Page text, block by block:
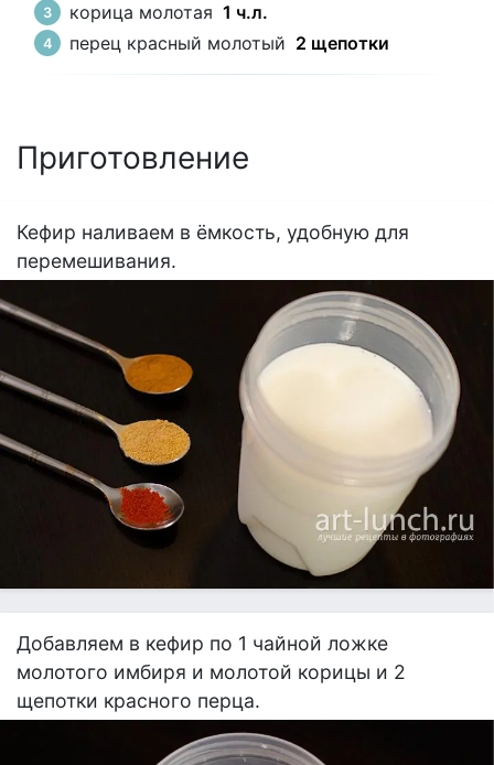
корица молотая 1 ч.л.
перец красный молотый 2 щепотки
Приготовление
Кефир наливаем в ёмкость, удобную для
перемешивания.
Добавляем в кефир по 1 чайной ложке
молотого имбиря и молотой корицы и 2
щепотки красного перца.